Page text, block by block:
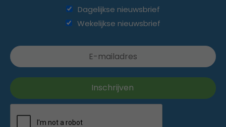
Dagelijkse nieuwsbrief
Wekelijkse nieuwsbrief